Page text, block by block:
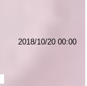
2018/10/20 00:00